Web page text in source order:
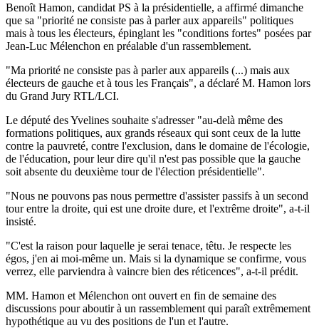
Benoît Hamon, candidat PS à la présidentielle, a affirmé dimanche
que sa "priorité ne consiste pas à parler aux appareils" politiques
mais à tous les électeurs, épinglant les "conditions fortes" posées par
Jean-Luc Mélenchon en préalable d'un rassemblement.
"Ma priorité ne consiste pas à parler aux appareils (...) mais aux
électeurs de gauche et à tous les Français", a déclaré M. Hamon lors
du Grand Jury RTL/LCI.
Le député des Yvelines souhaite s'adresser "au-delà même des
formations politiques, aux grands réseaux qui sont ceux de la lutte
contre la pauvreté, contre l'exclusion, dans le domaine de l'écologie,
de l'éducation, pour leur dire qu'il n'est pas possible que la gauche
soit absente du deuxième tour de l'élection présidentielle".
"Nous ne pouvons pas nous permettre d'assister passifs à un second
tour entre la droite, qui est une droite dure, et l'extrême droite", a-t-il
insisté.
"C'est la raison pour laquelle je serai tenace, têtu. Je respecte les
égos, j'en ai moi-même un. Mais si la dynamique se confirme, vous
verrez, elle parviendra à vaincre bien des réticences", a-t-il prédit.
MM. Hamon et Mélenchon ont ouvert en fin de semaine des
discussions pour aboutir à un rassemblement qui paraît extrêmement
hypothétique au vu des positions de l'un et l'autre.